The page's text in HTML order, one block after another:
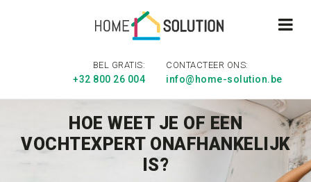
BEL GRATIS:
+32 800 26 004
CONTACTEER ONS:
info@home-solution.be
HOE WEET JE OF EEN
VOCHTEXPERT ONAFHANKELIJK
IS?